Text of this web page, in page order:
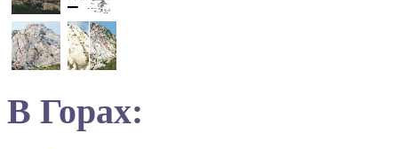
В Горах: